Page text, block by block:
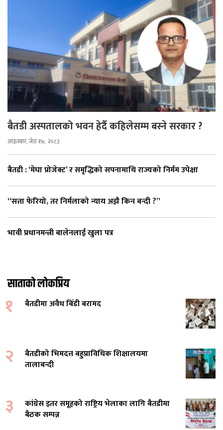
बैतडी अस्पतालको भवन हेर्दै कहिलेसम्म बस्ने सरकार ?
आइतबार, जेठ १७, २०८३
बैतडी : ‘मेघा प्रोजेक्ट’ र समृद्धिको सपनामाथि राज्यको निर्मम उपेक्षा
“सत्ता फेरियो, तर निर्मलाको न्याय अझै किन बन्दी ?”
भावी प्रधानमन्त्री बालेनलाई खुला पत्र
साताको लोकप्रिय
१ बैतडीमा अवैध बिँडी बरामद
२
बैतडीको भिमदत्त बहुप्राविधिक शिक्षालयमा
तालाबन्दी
३
कांग्रेस इतर समूहको राष्ट्रिय भेलाका लागि बैतडीमा
बैठक सम्पन्न